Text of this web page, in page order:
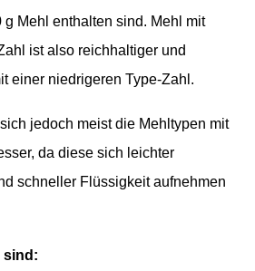
g Mehl enthalten sind. Mehl mit
ist also reichhaltiger und
einer niedrigeren Type-Zahl.
jedoch meist die Mehltypen mit
da diese sich leichter
schneller Flüssigkeit aufnehmen
sind: